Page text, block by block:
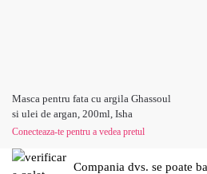
Masca pentru fata cu argila Ghassoul
si ulei de argan, 200ml, Isha
Conecteaza-te pentru a vedea pretul
Compania dvs. se poate